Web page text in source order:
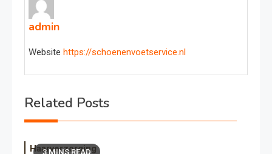
admin
Website https://schoenenvoetservice.nl
Related Posts
3 MINS READ
Haarverzorging